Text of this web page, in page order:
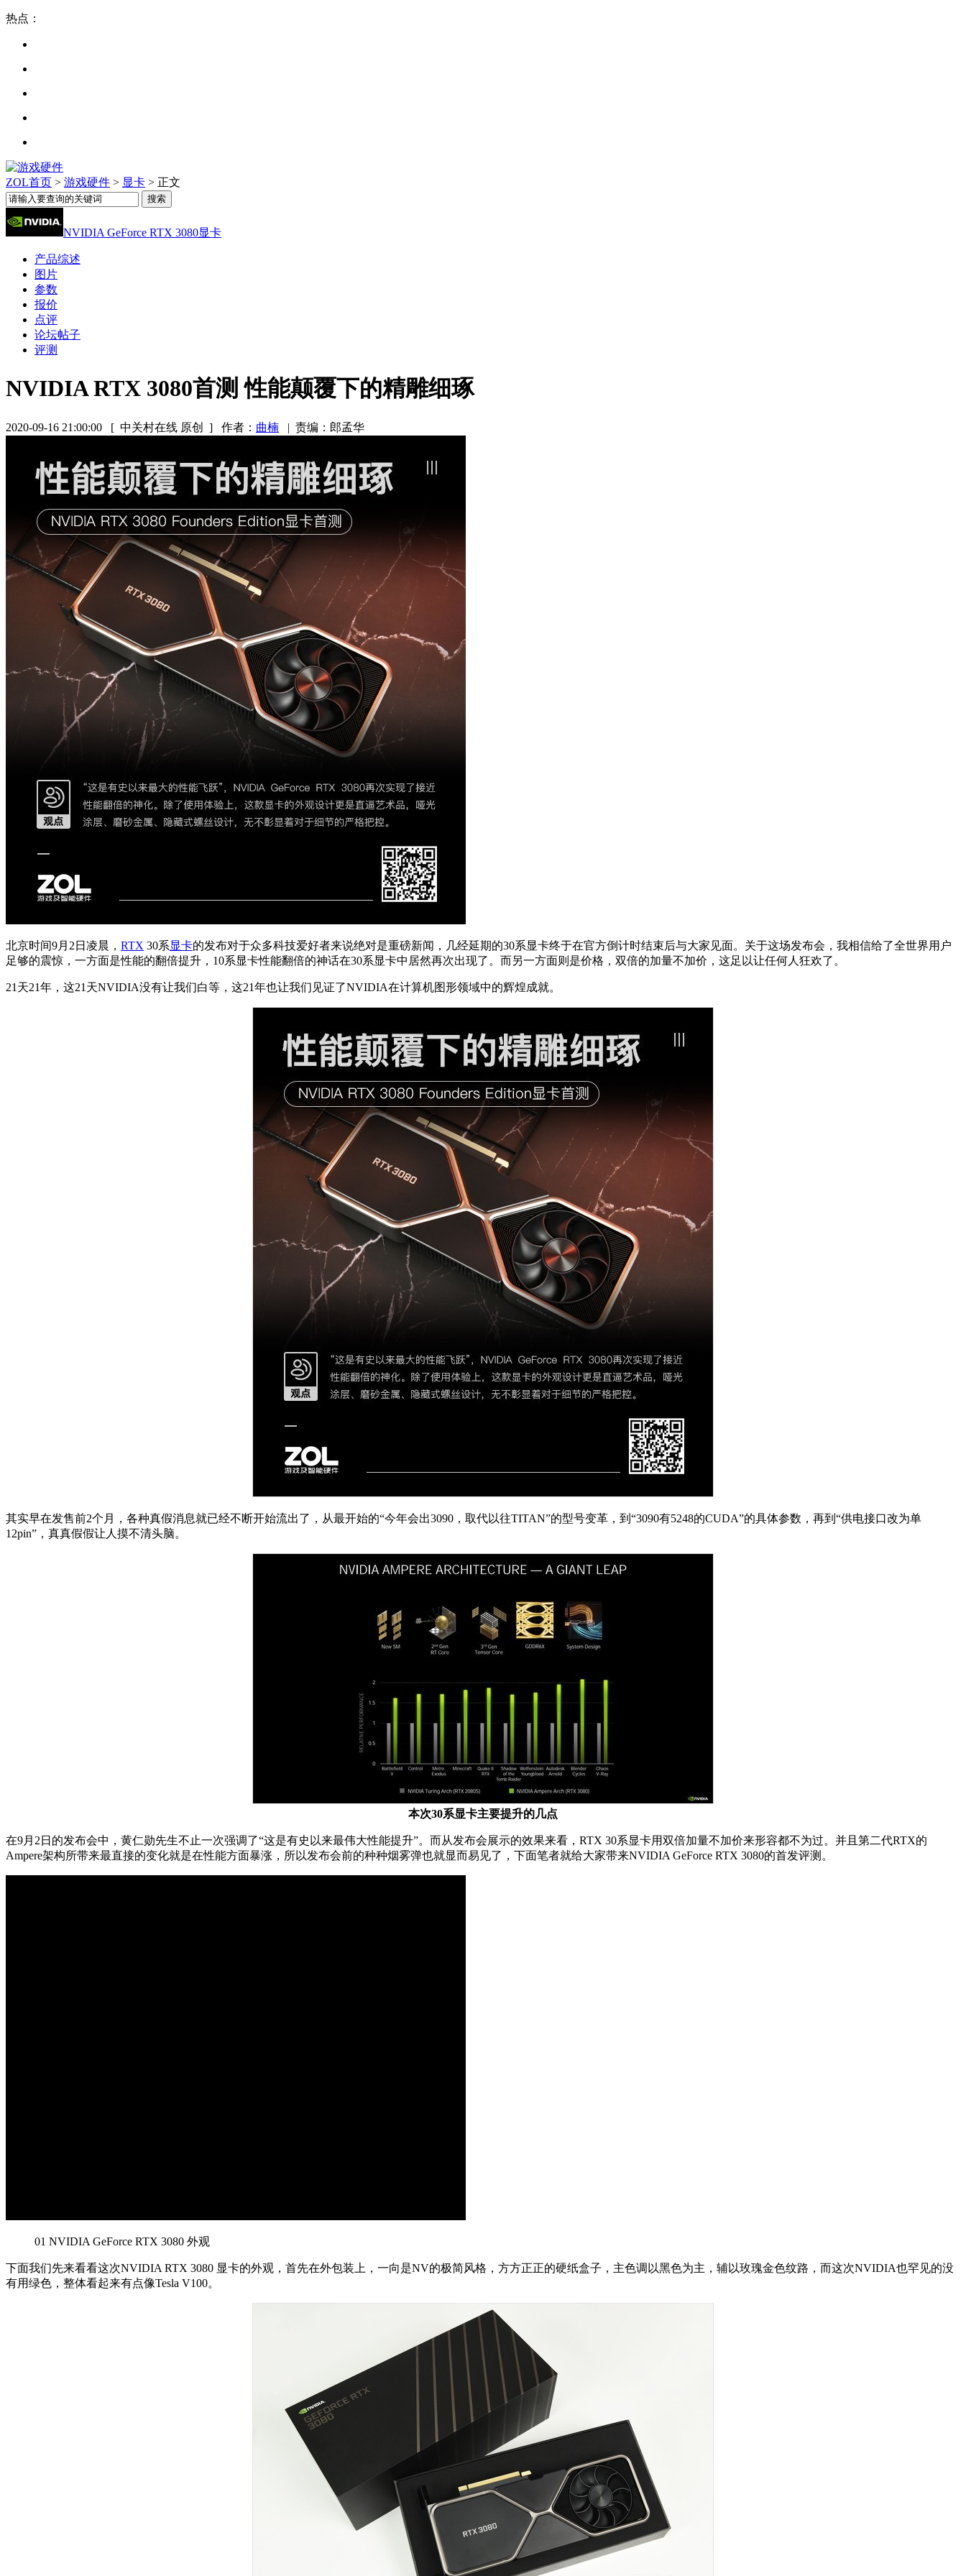
热点：
ZOL首页 > 游戏硬件 > 显卡 > 正文
NVIDIA GeForce RTX 3080显卡
产品综述
图片
参数
报价
点评
论坛帖子
评测
NVIDIA RTX 3080首测 性能颠覆下的精雕细琢
2020-09-16 21:00:00 [ 中关村在线 原创 ] 作者： 曲楠 | 责编：郎孟华
北京时间9月2日凌晨， RTX 30系显卡的发布对于众多科技爱好者来说绝对是重磅新闻，几经延期的30系显卡终于在官方倒计时结束后与大家见面。关于这场发布会，我相信给了全世界用户
足够的震惊，一方面是性能的翻倍提升，10系显卡性能翻倍的神话在30系显卡中居然再次出现了。而另一方面则是价格，双倍的加量不加价，这足以让任何人狂欢了。
21天21年，这21天NVIDIA没有让我们白等，这21年也让我们见证了NVIDIA在计算机图形领域中的辉煌成就。
其实早在发售前2个月，各种真假消息就已经不断开始流出了，从最开始的“今年会出3090，取代以往TITAN”的型号变革，到“3090有5248的CUDA”的具体参数，再到“供电接口改为单
12pin”，真真假假让人摸不清头脑。
本次30系显卡主要提升的几点
在9月2日的发布会中，黄仁勋先生不止一次强调了“这是有史以来最伟大性能提升”。而从发布会展示的效果来看，RTX 30系显卡用双倍加量不加价来形容都不为过。并且第二代RTX的
Ampere架构所带来最直接的变化就是在性能方面暴涨，所以发布会前的种种烟雾弹也就显而易见了，下面笔者就给大家带来NVIDIA GeForce RTX 3080的首发评测。
01 NVIDIA GeForce RTX 3080 外观
下面我们先来看看这次NVIDIA RTX 3080 显卡的外观，首先在外包装上，一向是NV的极简风格，方方正正的硬纸盒子，主色调以黑色为主，辅以玫瑰金色纹路，而这次NVIDIA也罕见的没
有用绿色，整体看起来有点像Tesla V100。